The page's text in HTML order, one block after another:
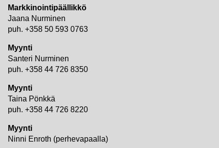
Markkinointipäällikkö
Jaana Nurminen
puh. +358 50 593 0763
Myynti
Santeri Nurminen
puh. +358 44 726 8350
Myynti
Taina Pönkkä
puh. +358 44 726 8220
Myynti
Ninni Enroth (perhevapaalla)